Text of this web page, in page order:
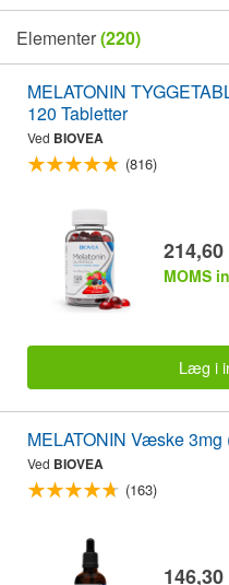
Elementer(220)
MELATONIN
120 Tabletter
Ved BIOVEA
(816)
214,60
MOMS
Læg i
MELATONIN Væske
Ved BIOVEA
(163)